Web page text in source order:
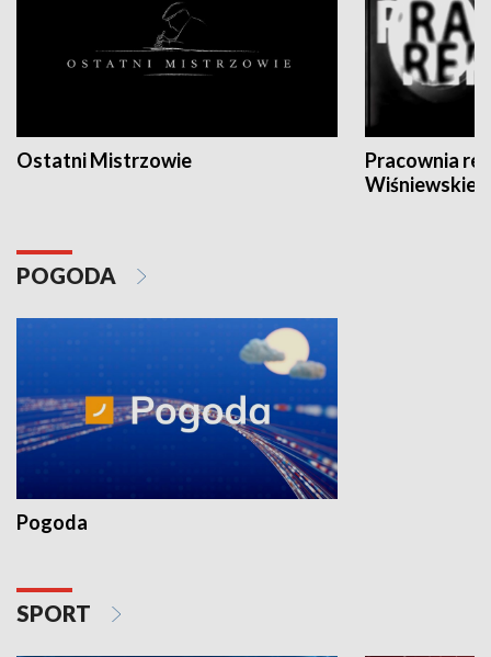
Ostatni Mistrzowie
Pracownia
POGODA
Pogoda
SPORT